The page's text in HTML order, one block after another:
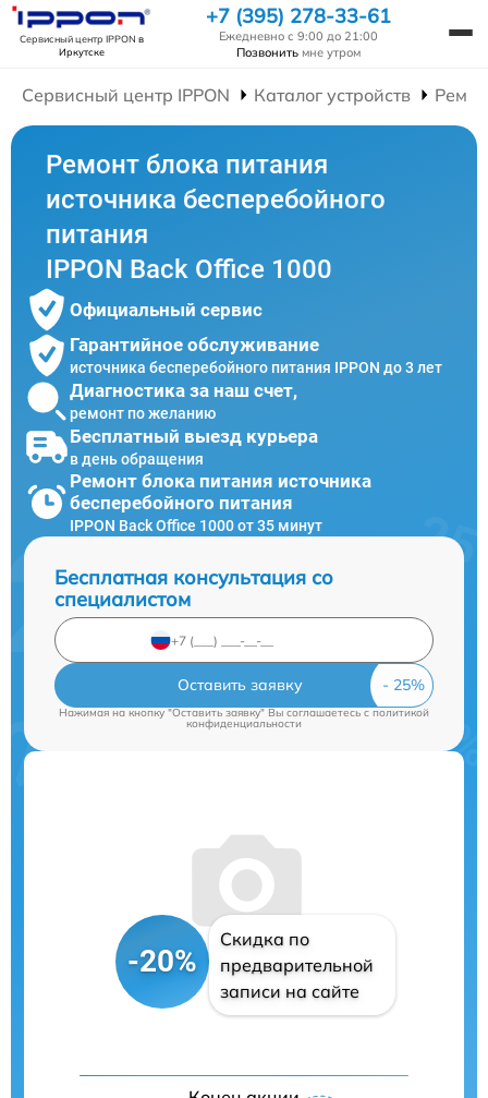
Сервисный центр IPPON в
Иркутске
+7 (395) 278-33-61
Ежедневно с 9:00 до 21:00
Позвонить мне утром
Сервисный центр IPPON Каталог устройств
Ремонт блока питания
источника бесперебойного
питания
IPPON Back Office 1000
Официальный сервис
Гарантийное обслуживание
источника бесперебойного питания IPPON до 3 лет
Диагностика за наш счет,
ремонт по желанию
Бесплатный выезд курьера
в день обращения
Ремонт блока питания источника
бесперебойного питания
IPPON Back Office 1000 от 35 минут
Бесплатная консультация со
специалистом
Оставить заявку
Нажимая на кнопку "Оставить заявку" Вы соглашаетесь cполитикой
конфиденциальности
-20%
Скидка по
предварительной
записи на сайте